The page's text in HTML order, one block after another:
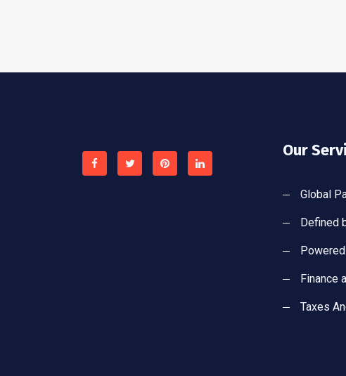
Our
Global
Defined
Finance
Taxes